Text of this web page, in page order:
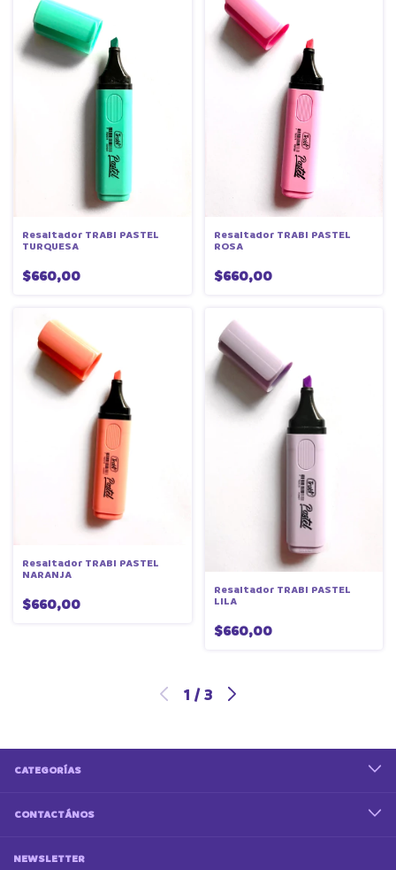
Resaltador TRABI PASTEL
TURQUESA
$660,00
Resaltador TRABI PASTEL
ROSA
$660,00
Resaltador TRABI PASTEL
NARANJA
$660,00
Resaltador TRABI PASTEL
LILA
$660,00
1 / 3
CATEGORÍAS
CONTACTÁNOS
NEWSLETTER